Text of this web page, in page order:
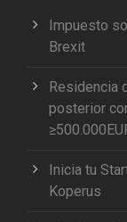
Impuesto
Brexit
Residencia
posterior
Inicia tu
Koperus